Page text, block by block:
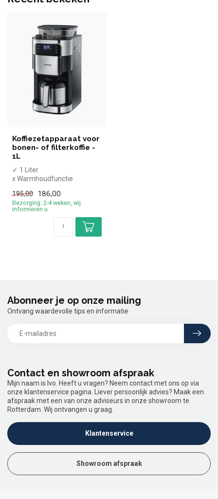
Koffiezetapparaat voor
bonen- of filterkoffie -
1L
✓ 1 Liter
x Warmhoudfunctie
✓ 1000 Watt
195,00 186,00
Bezorging: 2-4 weken, wij
informeren u
Contact en showroom afspraak
Mijn naam is Ivo. Heeft u vragen? Neem contact met ons op via
onze klantenservice pagina. Liever persoonlijk advies? Maak een
afspraak met een van onze adviseurs in onze showroom te
Rotterdam. Wij ontvangen u graag.
Klantenservice
Showroom afspraak
Abonneer je op onze mailing
Ontvang waardevolle tips en informatie